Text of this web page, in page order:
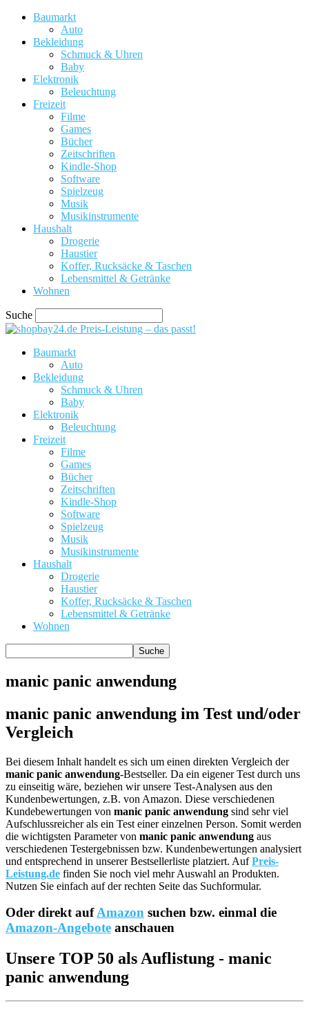
Baumarkt
Auto
Bekleidung
Schmuck & Uhren
Baby
Elektronik
Beleuchtung
Freizeit
Filme
Games
Bücher
Zeitschriften
Kindle-Shop
Software
Spielzeug
Musik
Musikinstrumente
Haushalt
Drogerie
Haustier
Koffer, Rucksäcke & Taschen
Lebensmittel & Getränke
Wohnen
Suche
Preis-Leistung – das passt!
Baumarkt
Auto
Bekleidung
Schmuck & Uhren
Baby
Elektronik
Beleuchtung
Freizeit
Filme
Games
Bücher
Zeitschriften
Kindle-Shop
Software
Spielzeug
Musik
Musikinstrumente
Haushalt
Drogerie
Haustier
Koffer, Rucksäcke & Taschen
Lebensmittel & Getränke
Wohnen
manic panic anwendung
manic panic anwendung im Test und/oder
Vergleich
Bei diesem Inhalt handelt es sich um einen direkten Vergleich der
manic panic anwendung-Bestseller. Da ein eigener Test durch uns
zu einseitig wäre, beziehen wir unsere Test-Analysen aus den
Kundenbewertungen, z.B. von Amazon. Diese verschiedenen
Kundebewertungen von manic panic anwendung sind sehr viel
Aufschlussreicher als ein Test einer einzelnen Person. Somit werden
die wichtigsten Parameter von manic panic anwendung aus
verschiedenen Testergebnissen bzw. Kundenbewertungen analysiert
und entsprechend in unserer Bestsellerliste platziert. AufPreis-
Leistung.de finden Sie noch viel mehr Auswahl an Produkten.
Nutzen Sie einfach auf der rechten Seite das Suchformular.
Oder direkt aufAmazon suchen bzw. einmal die
Amazon-Angebote anschauen
Unsere TOP 50 als Auflistung - manic
panic anwendung